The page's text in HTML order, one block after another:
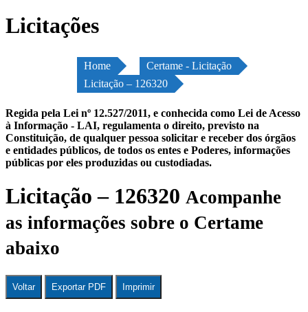
Licitações
Home
Certame - Licitação
Licitação – 126320
Regida pela Lei nº 12.527/2011, e conhecida como Lei de Acesso
à Informação - LAI, regulamenta o direito, previsto na
Constituição, de qualquer pessoa solicitar e receber dos órgãos
e entidades públicos, de todos os entes e Poderes, informações
públicas por eles produzidas ou custodiadas.
Licitação – 126320 Acompanhe
as informações sobre o Certame
abaixo
Voltar Exportar PDF Imprimir